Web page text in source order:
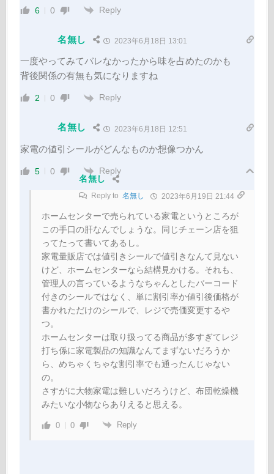
6 0 Reply
名無し 2023年6月18日 13:01
一度やってみてバレなかったから味を占めたのかも
背後関係の有無も気になりますね
2 0 Reply
名無し 2023年6月18日 12:51
家電の値引シールがどんなものか想像つかん
5 0
Reply
名無し
Reply to 名無し 2023年6月19日 21:44
ホームセンターで売られている家電というところが
この手口の肝なんでしょうな。同じチェーン店を狙
ってたって書いてあるし。
家電量販店では値引きシールで値引きなんて見ない
けど、ホームセンターなら結構見かける。それも、
管理人の言っているようなちゃんとしたバーコード
付きのシールではなく、単に割引率か値引後価格が
書かれただけのシールで、レジで売価変更するや
つ。
ホームセンターは取り扱ってる商品が多すぎてレジ
打ち係に家電製品の知識なんてまずないだろうか
ら、めちゃくちゃな割引率でも通ったんじゃない
の。
さすがに大物家電は難しいだろうけど、布団乾燥機
みたいな小物ならありえると思える。
0 0 Reply